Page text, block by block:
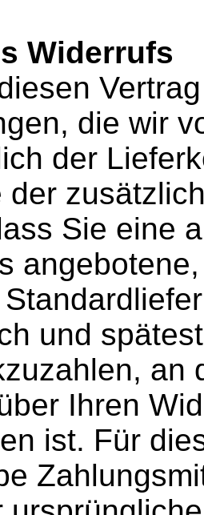
Widerrufs
die wir
der
der
Sie eine
angebotene,
und
an
Ihren
ist. Für